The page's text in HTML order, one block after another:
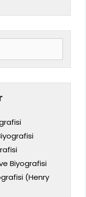
Biyografisi
(Henry